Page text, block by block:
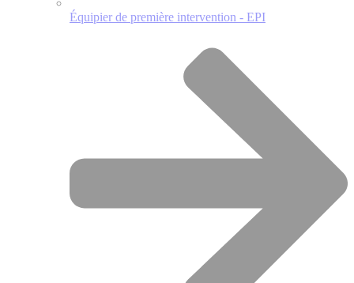
Équipier de première intervention - EPI